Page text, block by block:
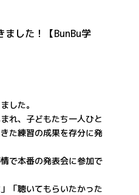
ました！【BunBu学
した。
れ、子どもたち一人ひと
た練習の成果を存分に発
で本番の発表会に参加で
「聴いてもらいたかった